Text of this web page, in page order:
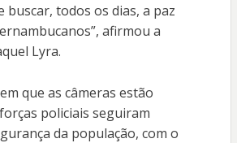
buscar, todos os dias, a paz
afirmou a
Lyra.
que as câmeras estão
policiais seguiram
da população, com o